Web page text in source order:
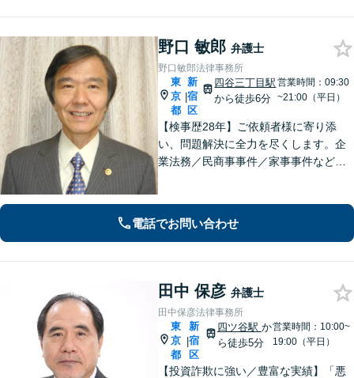
野口 敏郎 弁護士
野口敏郎法律事務所
東
京
都
|
新
宿
区
四谷三丁目駅
から徒歩6分
営業時間：09:30
~21:00（平日）
【検事歴28年】ご依頼者様に寄り添
い、問題解決に全力を尽くします。企
業法務／民商事事件／家事事件など、
考えています。
電話でお問い合わせ
田中 保彦 弁護士
田中保彦法律事務所
東
京
都
|
新
宿
区
四ツ谷駅 か
ら徒歩5分
営業時間：10:00~
19:00（平日）
【投資詐欺に強い／豊富な実績】「悪